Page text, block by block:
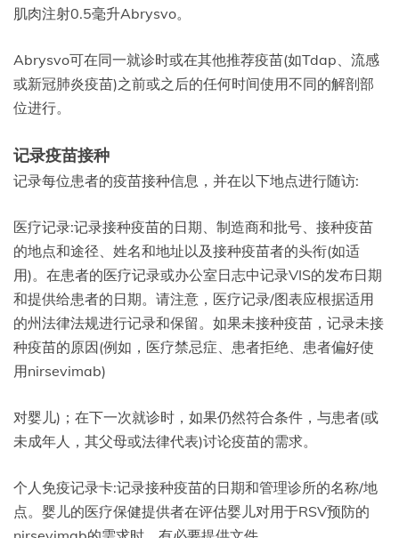
肌肉注射0.5毫升Abrysvo。
Abrysvo可在同一就诊时或在其他推荐疫苗(如Tdap、流感
或新冠肺炎疫苗)之前或之后的任何时间使用不同的解剖部
位进行。
记录疫苗接种
记录每位患者的疫苗接种信息，并在以下地点进行随访:
医疗记录:记录接种疫苗的日期、制造商和批号、接种疫苗
的地点和途径、姓名和地址以及接种疫苗者的头衔(如适
用)。在患者的医疗记录或办公室日志中记录VIS的发布日期
和提供给患者的日期。请注意，医疗记录/图表应根据适用
的州法律法规进行记录和保留。如果未接种疫苗，记录未接
种疫苗的原因(例如，医疗禁忌症、患者拒绝、患者偏好使
用nirsevimab)
对婴儿)；在下一次就诊时，如果仍然符合条件，与患者(或
未成年人，其父母或法律代表)讨论疫苗的需求。
个人免疫记录卡:记录接种疫苗的日期和管理诊所的名称/地
点。婴儿的医疗保健提供者在评估婴儿对用于RSV预防的